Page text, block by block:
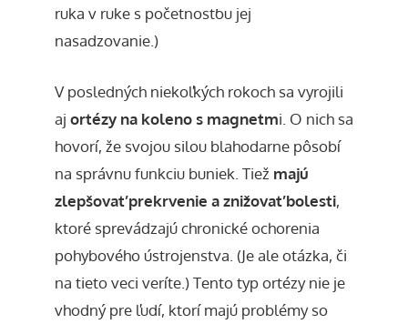
ruka v ruke s početnosťou jej
nasadzovanie.)
V posledných niekoľkých rokoch sa vyrojili
aj ortézy na koleno s magnetmi. O nich sa
hovorí, že svojou silou blahodarne pôsobí
na správnu funkciu buniek. Tiež majú
zlepšovať prekrvenie a znižovať bolesti,
ktoré sprevádzajú chronické ochorenia
pohybového ústrojenstva. (Je ale otázka, či
na tieto veci veríte.) Tento typ ortézy nie je
vhodný pre ľudí, ktorí majú problémy so